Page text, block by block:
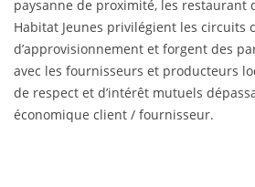
paysanne de proximité, les restaurant
Habitat Jeunes privilégient les circuits
d’approvisionnement et forgent des
avec les fournisseurs et producteurs
de respect et d’intérêt mutuels
économique client / fournisseur.